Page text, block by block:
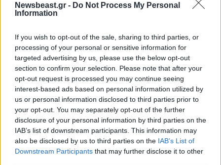
Newsbeast.gr - Do Not Process My Personal
Information
If you wish to opt-out of the sale, sharing to third parties, or
processing of your personal or sensitive information for
targeted advertising by us, please use the below opt-out
section to confirm your selection. Please note that after your
opt-out request is processed you may continue seeing
interest-based ads based on personal information utilized by
us or personal information disclosed to third parties prior to
your opt-out. You may separately opt-out of the further
disclosure of your personal information by third parties on the
IAB’s list of downstream participants. This information may
also be disclosed by us to third parties on the IAB’s List of
Downstream Participants that may further disclose it to other
LIFESTYLE08·08·2026 19:12
Εριέττα Κούρκουλου – Τα 33α γενέθλια και τα
φιλιά με τον Βύρωνα Βασιλειάδη: «Καμία στιγμή
ευτυχίας δεδομένη»